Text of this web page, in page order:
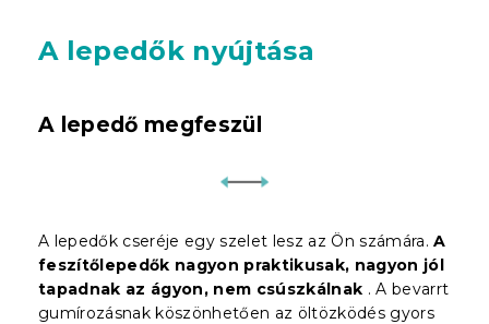
A lepedők nyújtása
A lepedő megfeszül
A lepedők cseréje egy szelet lesz az Ön számára.A
feszítőlepedők nagyon praktikusak, nagyon jól
tapadnak az ágyon, nem csúszkálnak . A bevarrt
gumírozásnak köszönhetően az öltözködés gyors